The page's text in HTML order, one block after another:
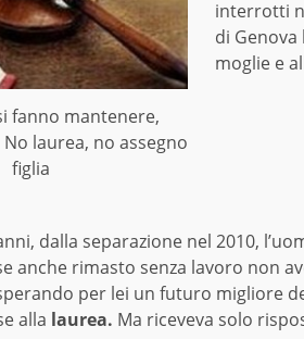
fanno mantenere,
laurea, no assegno
figlia
interrotti
di Genova
moglie e
dalla separazione nel 2010,
anche rimasto senza lavoro non
per lei un futuro migliore
alla laurea. Ma riceveva solo